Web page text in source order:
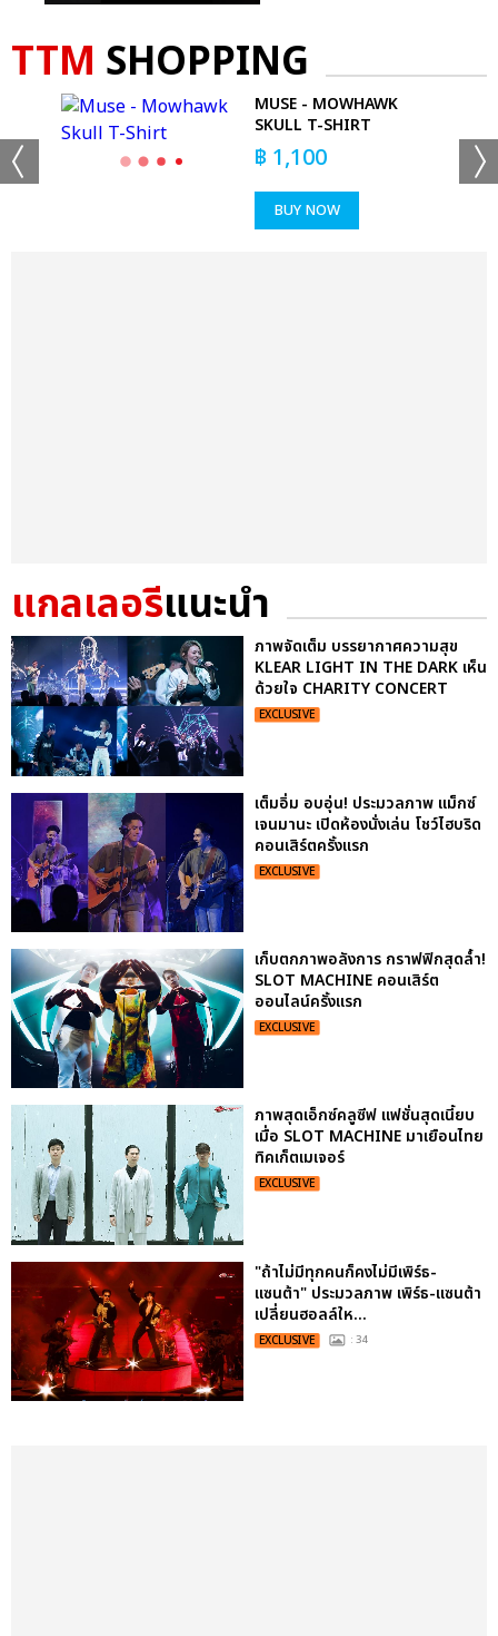
TTM SHOPPING
MUSE - MOWHAWK
SKULL T-SHIRT
฿ 1,100
BUY NOW
แกลเลอรีแนะนำ
ภาพจัดเต็ม บรรยากาศความสุข
KLEAR LIGHT IN THE DARK เห็น
ด้วยใจ CHARITY CONCERT
EXCLUSIVE
เต็มอิ่ม อบอุ่น! ประมวลภาพ แม็กซ์
เจนมานะ เปิดห้องนั่งเล่น โชว์ไฮบริด
คอนเสิร์ตครั้งแรก
EXCLUSIVE
เก็บตกภาพอลังการ กราฟฟิกสุดล้ำ!
SLOT MACHINE คอนเสิร์ต
ออนไลน์ครั้งแรก
EXCLUSIVE
ภาพสุดเอ็กซ์คลูซีฟ แฟชั่นสุดเนี้ยบ
เมื่อ SLOT MACHINE มาเยือนไทย
ทิคเก็ตเมเจอร์
EXCLUSIVE
"ถ้าไม่มีทุกคนก็คงไม่มีเพิร์ธ-
แซนต้า" ประมวลภาพ เพิร์ธ-แซนต้า
เปลี่ยนฮอลล์ให...
EXCLUSIVE : 34